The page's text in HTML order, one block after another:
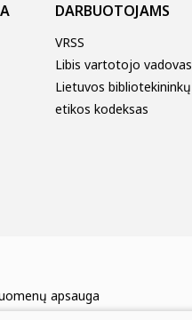
DARBUOTOJAMS
VRSS
Libis vartotojo vadovas
Lietuvos bibliotekininkų
etikos kodeksas
apsauga